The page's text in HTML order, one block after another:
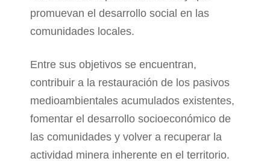
promuevan el desarrollo social en las
comunidades locales.
Entre sus objetivos se encuentran,
contribuir a la restauración de los pasivos
medioambientales acumulados existentes,
fomentar el desarrollo socioeconómico de
las comunidades y volver a recuperar la
actividad minera inherente en el territorio.